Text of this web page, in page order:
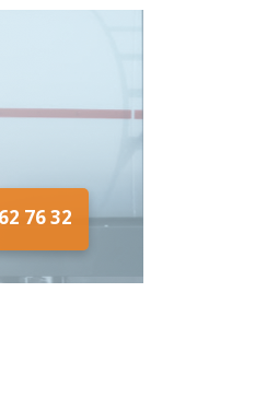
76 32